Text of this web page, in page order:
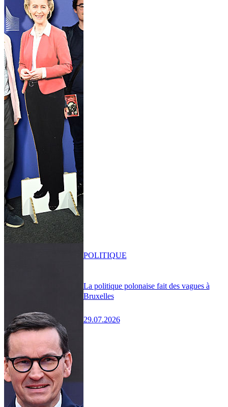
La politique polonaise fait des vagues à
Bruxelles
29.07.2026
POLITIQUE